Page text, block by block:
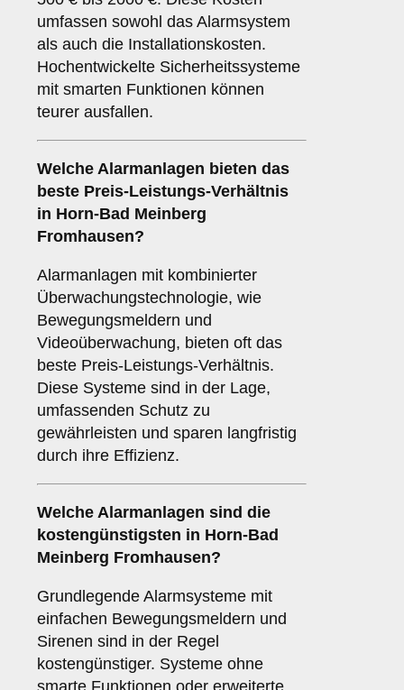
umfassen sowohl das Alarmsystem
als auch die Installationskosten.
Hochentwickelte Sicherheitssysteme
mit smarten Funktionen können
teurer ausfallen.
Welche Alarmanlagen bieten das
beste Preis-Leistungs-Verhältnis
in Horn-Bad Meinberg
Fromhausen?
Alarmanlagen mit kombinierter
Überwachungstechnologie, wie
Bewegungsmeldern und
Videoüberwachung, bieten oft das
beste Preis-Leistungs-Verhältnis.
Diese Systeme sind in der Lage,
umfassenden Schutz zu
gewährleisten und sparen langfristig
durch ihre Effizienz.
Welche Alarmanlagen sind die
kostengünstigsten in Horn-Bad
Meinberg Fromhausen?
Grundlegende Alarmsysteme mit
einfachen Bewegungsmeldern und
Sirenen sind in der Regel
kostengünstiger. Systeme ohne